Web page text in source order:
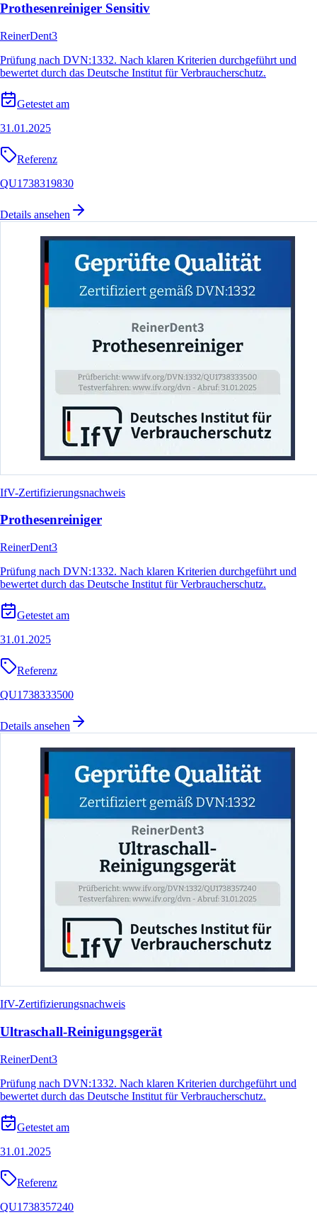
Prothesenreiniger Sensitiv
ReinerDent3
Prüfung nach DVN:1332. Nach klaren Kriterien durchgeführt und
bewertet durch das Deutsche Institut für Verbraucherschutz.
Getestet am
31.01.2025
Referenz
QU1738319830
Details ansehen
IfV-Zertifizierungsnachweis
Prothesenreiniger
ReinerDent3
Prüfung nach DVN:1332. Nach klaren Kriterien durchgeführt und
bewertet durch das Deutsche Institut für Verbraucherschutz.
Getestet am
31.01.2025
Referenz
QU1738333500
Details ansehen
IfV-Zertifizierungsnachweis
Ultraschall-Reinigungsgerät
ReinerDent3
Prüfung nach DVN:1332. Nach klaren Kriterien durchgeführt und
bewertet durch das Deutsche Institut für Verbraucherschutz.
Getestet am
31.01.2025
Referenz
QU1738357240